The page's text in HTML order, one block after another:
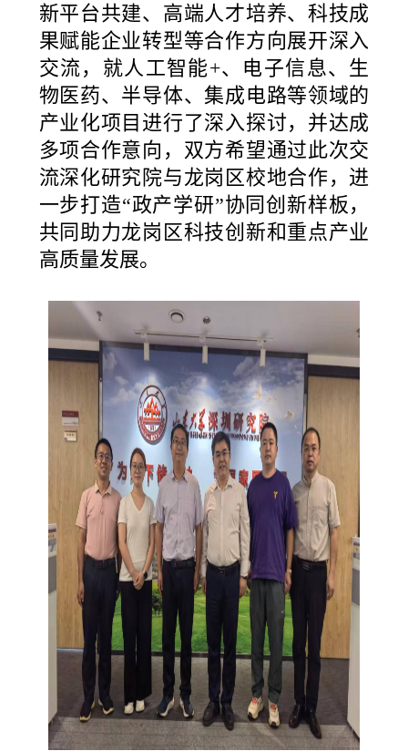
新平台共建、高端人才培养、科技成
果赋能企业转型等合作方向展开深入
交流，就人工智能+、电子信息、生
物医药、半导体、集成电路等领域的
产业化项目进行了深入探讨，并达成
多项合作意向，双方希望通过此次交
流深化研究院与龙岗区校地合作，进
一步打造“政产学研”协同创新样板，
共同助力龙岗区科技创新和重点产业
高质量发展。